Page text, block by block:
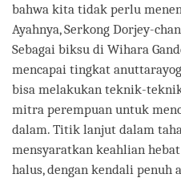
bahwa kita tidak perlu
Ayahnya, Serkong Dorjey-
Sebagai biksu di Wihara
mencapai tingkat
bisa melakukan teknik-
mitra perempuan untuk
dalam. Titik lanjut dalam
mensyaratkan keahlian
halus, dengan kendali penuh